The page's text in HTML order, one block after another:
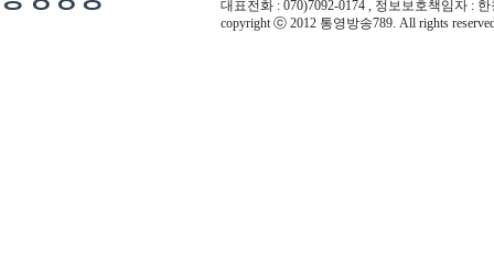
대표전화 : 070)7092-0174 , 정보보호책임자 :
copyright ⓒ 2012 통영방송789. All rights